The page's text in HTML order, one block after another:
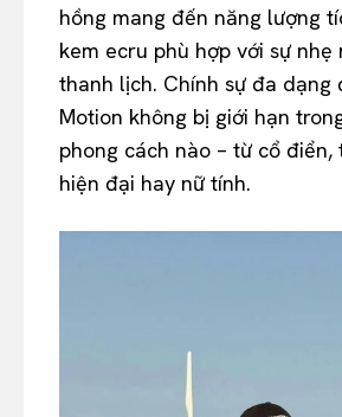
hồng mang đến năng lượng
kem ecru phù hợp với sự nhẹ
thanh lịch. Chính sự đa dạng
Motion không bị giới hạn
phong cách nào – từ cổ điển,
hiện đại hay nữ tính.